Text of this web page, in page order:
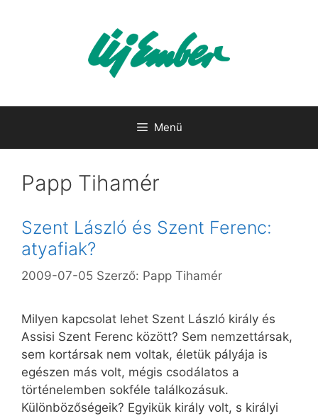
Menü
Papp Tihamér
Szent László és Szent Ferenc:
atyafiak?
2009-07-05 Szerző: Papp Tihamér
Milyen kapcsolat lehet Szent László király és
Assisi Szent Ferenc között? Sem nemzettársak,
sem kortársak nem voltak, életük pályája is
egészen más volt, mégis csodálatos a
történelemben sokféle találkozásuk.
Különbözőségeik? Egyikük király volt, s királyi